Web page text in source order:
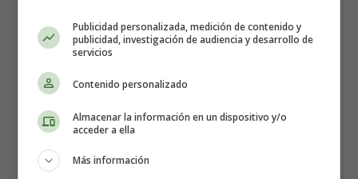
Ejercicios de la mano
para el Síndrome de
Túnel Carpiano.
Publicidad personalizada, medición de contenido y
publicidad, investigación de audiencia y desarrollo de
servicios
Contenido personalizado
Almacenar la información en un dispositivo y/o
acceder a ella
Más información